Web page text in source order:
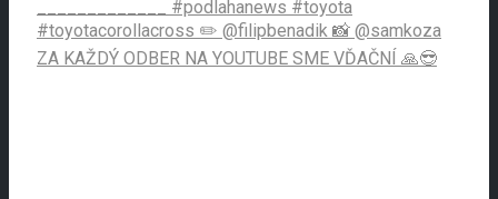
ZA KAŽDÝ ODBER NA YOUTUBE SME VĎAČNÍ 🙏😎